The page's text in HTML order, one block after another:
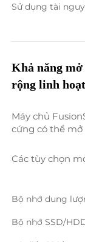
Sử dụng tài
Khả năng
rộng linh hoạt
Máy chủ
cứng có thể mở
Các tùy chọn
Bộ nhớ dung
Bộ nhớ SSD/